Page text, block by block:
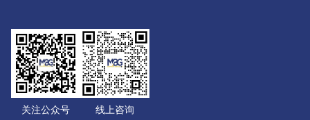
关注公众号 线上咨询